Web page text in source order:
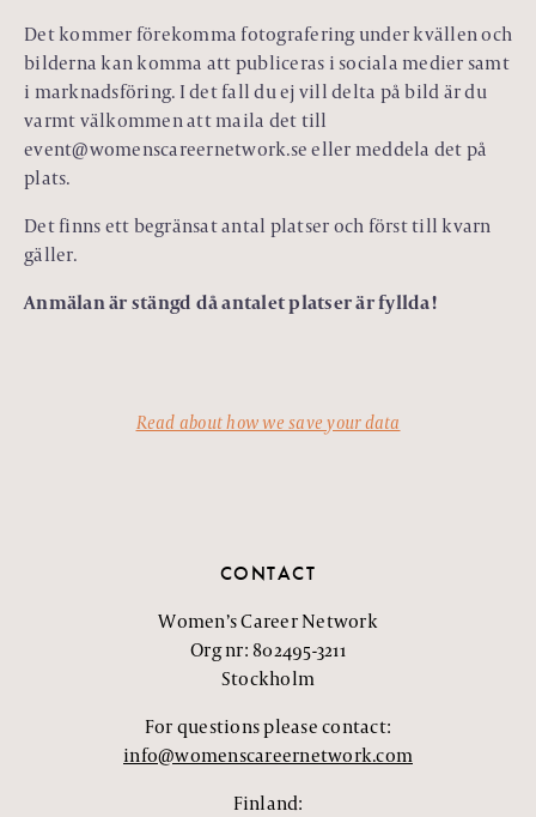
Det kommer förekomma fotografering under kvällen och
bilderna kan komma att publiceras i sociala medier samt
i marknadsföring. I det fall du ej vill delta på bild är du
varmt välkommen att maila det till
event@womenscareernetwork.se eller meddela det på
plats.
Det finns ett begränsat antal platser och först till kvarn
gäller.
Anmälan är stängd då antalet platser är fyllda!
Read about how we save your data
CONTACT
Women’s Career Network
Org nr: 802495-3211
Stockholm
For questions please contact:
info@womenscareernetwork.com
Finland: